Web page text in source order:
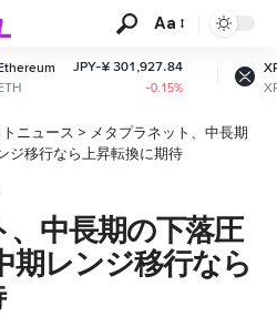
Aa
XRP
XRP
JPY-¥ 163.46
+0.25%
ニュース > メタプラネット、中長期
ジ移行なら上昇転換に期待
中長期の下落圧
期レンジ移行なら